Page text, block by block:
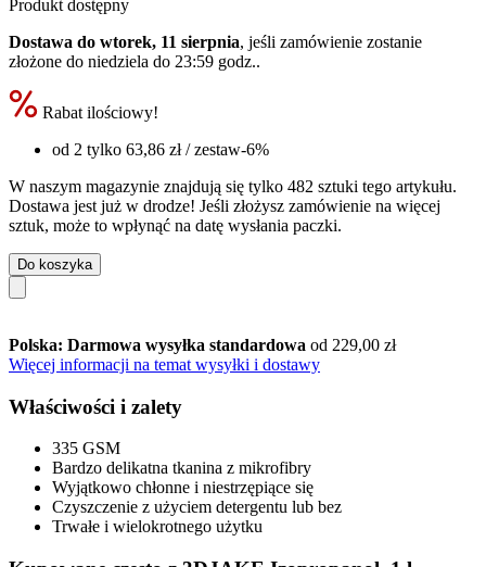
Produkt dostępny
Dostawa do wtorek, 11 sierpnia, jeśli zamówienie zostanie
złożone do niedziela do 23:59 godz..
Rabat ilościowy!
od 2 tylko 63,86 zł/ zestaw-6%
W naszym magazynie znajdują się tylko 482 sztuki tego artykułu.
Dostawa jest już w drodze! Jeśli złożysz zamówienie na więcej
sztuk, może to wpłynąć na datę wysłania paczki.
Do koszyka
Polska: Darmowa wysyłka standardowa od 229,00 zł
Więcej informacji na temat wysyłki i dostawy
Właściwości i zalety
335 GSM
Bardzo delikatna tkanina z mikrofibry
Wyjątkowo chłonne i niestrzępiące się
Czyszczenie z użyciem detergentu lub bez
Trwałe i wielokrotnego użytku